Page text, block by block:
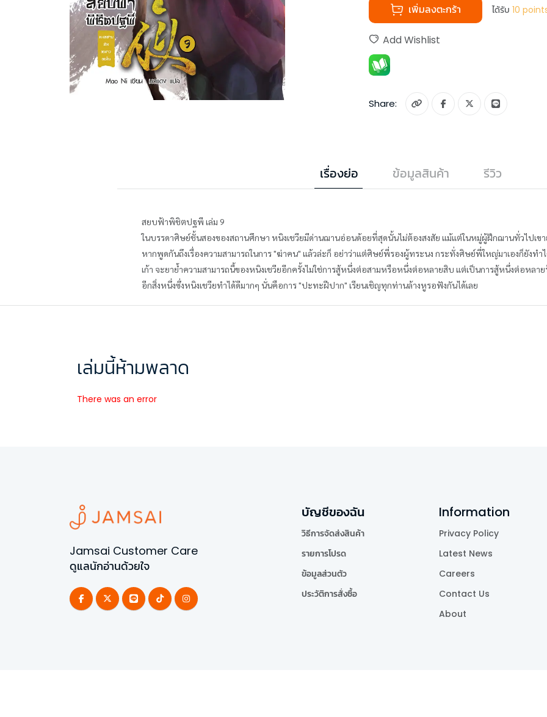
เพิ่มลงตะกร้า ได้รับ 10
Add Wishlist
Share:
เรื่องย่อ ข้อมูลสินค้า รีวิว
สยบฟ้าพิชิตปฐพี เล่ม 9
ในบรรดาศิษย์ชั้นสองของสถานศึกษา หนิงเชวียมีด่านฌานอ่อนด้อยที่สุดนั้นไม่ต้องสงสัย แม้แต่ในหมู่ผู้ฝึกฌานทั่วไปเข
หากพูดกันถึงเรื่องความสามารถในการ "ฆ่าคน" แล้วล่ะก็ อย่าว่าแต่ศิษย์พี่รองผู้ทระนง กระทั่งศิษย์พี่ใหญ่มาเองก็ยังทำ
เก้า จะยาย้ำความสามารถนี้ของหนิงเชวียอีกครั้งไม่ใช่การสู้หนึ่งต่อสามหรือหนึ่งต่อหลายสิบ แต่เป็นการสู้หนึ่งต่อหลา
อีกสิ่งหนึ่งซึ่งหนิงเชวียทำได้ดีมากๆ นั่นคือการ "ปะทะฝีปาก" เรียนเชิญทุกท่านล้างหูรอฟังกันได้เลย
เล่มนี้ห้ามพลาด
There was an error
Jamsai Customer Care
ดูแลนักอ่านด้วยใจ
บัญชีของฉัน
วิธีการจัดส่งสินค้า
รายการโปรด
ข้อมูลส่วนตัว
ประวัติการสั่งซื้อ
Information
Privacy Policy
Latest News
Careers
Contact Us
About